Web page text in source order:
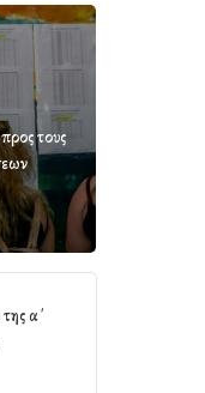
τους
α΄